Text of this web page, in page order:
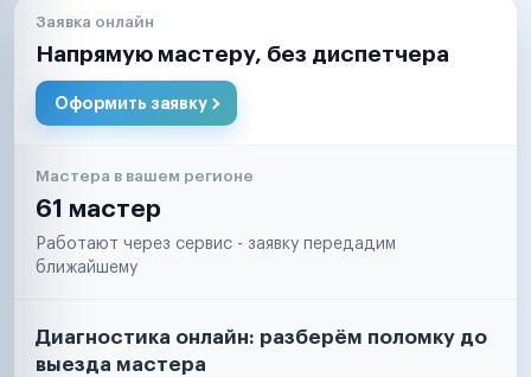
Заявка онлайн
Напрямую мастеру, без диспетчера
Оформить заявку
Мастера в вашем регионе
61 мастер
Работают через сервис - заявку передадим
ближайшему
Диагностика онлайн: разберём поломку до
выезда мастера